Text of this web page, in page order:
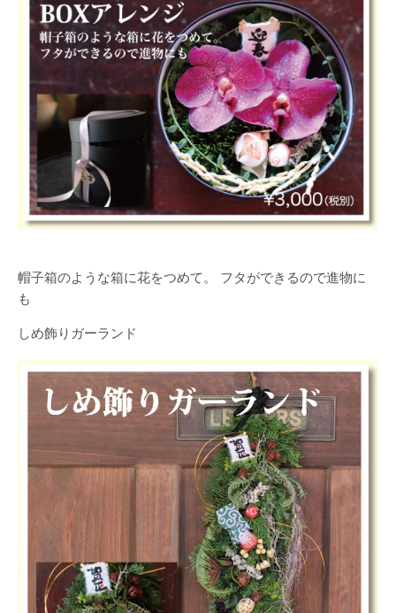
帽子箱のような箱に花をつめて。 フタができるので進物に
も
しめ飾りガーランド